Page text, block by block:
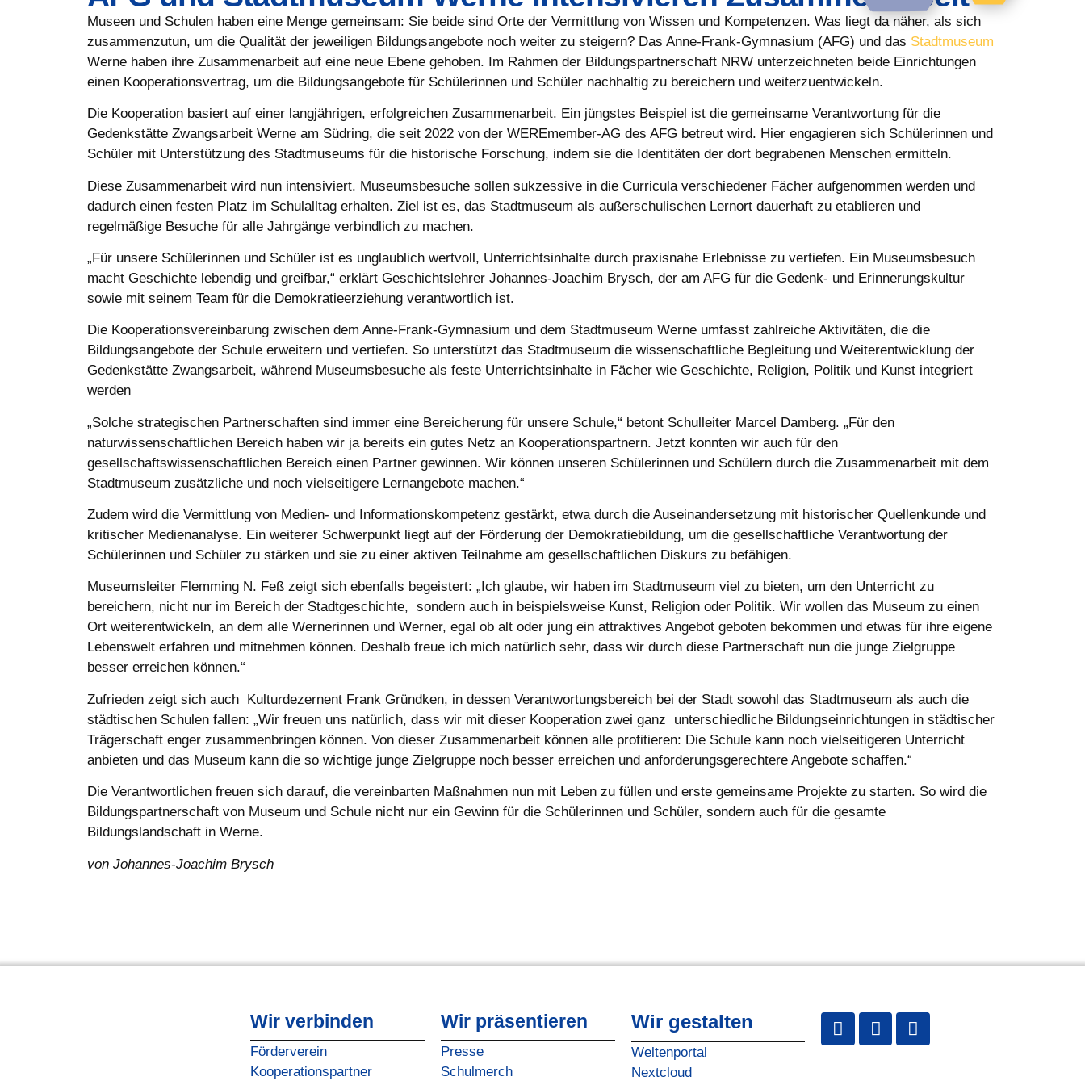
Museen und Schulen haben eine Menge gemeinsam: Sie beide sind Orte der Vermittlung von Wissen und Kompetenzen. Was liegt da näher, als sich
zusammenzutun, um die Qualität der jeweiligen Bildungsangebote noch weiter zu steigern? Das Anne-Frank-Gymnasium (AFG) und das Stadtmuseum
Werne haben ihre Zusammenarbeit auf eine neue Ebene gehoben. Im Rahmen der Bildungspartnerschaft NRW unterzeichneten beide Einrichtungen
einen Kooperationsvertrag, um die Bildungsangebote für Schülerinnen und Schüler nachhaltig zu bereichern und weiterzuentwickeln.
Die Kooperation basiert auf einer langjährigen, erfolgreichen Zusammenarbeit. Ein jüngstes Beispiel ist die gemeinsame Verantwortung für die
Gedenkstätte Zwangsarbeit Werne am Südring, die seit 2022 von der WEREmember-AG des AFG betreut wird. Hier engagieren sich Schülerinnen und
Schüler mit Unterstützung des Stadtmuseums für die historische Forschung, indem sie die Identitäten der dort begrabenen Menschen ermitteln.
Diese Zusammenarbeit wird nun intensiviert. Museumsbesuche sollen sukzessive in die Curricula verschiedener Fächer aufgenommen werden und
dadurch einen festen Platz im Schulalltag erhalten. Ziel ist es, das Stadtmuseum als außerschulischen Lernort dauerhaft zu etablieren und
regelmäßige Besuche für alle Jahrgänge verbindlich zu machen.
„Für unsere Schülerinnen und Schüler ist es unglaublich wertvoll, Unterrichtsinhalte durch praxisnahe Erlebnisse zu vertiefen. Ein Museumsbesuch
macht Geschichte lebendig und greifbar,“ erklärt Geschichtslehrer Johannes-Joachim Brysch, der am AFG für die Gedenk- und Erinnerungskultur
sowie mit seinem Team für die Demokratieerziehung verantwortlich ist.
Die Kooperationsvereinbarung zwischen dem Anne-Frank-Gymnasium und dem Stadtmuseum Werne umfasst zahlreiche Aktivitäten, die die
Bildungsangebote der Schule erweitern und vertiefen. So unterstützt das Stadtmuseum die wissenschaftliche Begleitung und Weiterentwicklung der
Gedenkstätte Zwangsarbeit, während Museumsbesuche als feste Unterrichtsinhalte in Fächer wie Geschichte, Religion, Politik und Kunst integriert
werden
„Solche strategischen Partnerschaften sind immer eine Bereicherung für unsere Schule,“ betont Schulleiter Marcel Damberg. „Für den
naturwissenschaftlichen Bereich haben wir ja bereits ein gutes Netz an Kooperationspartnern. Jetzt konnten wir auch für den
gesellschaftswissenschaftlichen Bereich einen Partner gewinnen. Wir können unseren Schülerinnen und Schülern durch die Zusammenarbeit mit dem
Stadtmuseum zusätzliche und noch vielseitigere Lernangebote machen.“
Zudem wird die Vermittlung von Medien- und Informationskompetenz gestärkt, etwa durch die Auseinandersetzung mit historischer Quellenkunde und
kritischer Medienanalyse. Ein weiterer Schwerpunkt liegt auf der Förderung der Demokratiebildung, um die gesellschaftliche Verantwortung der
Schülerinnen und Schüler zu stärken und sie zu einer aktiven Teilnahme am gesellschaftlichen Diskurs zu befähigen.
Museumsleiter Flemming N. Feß zeigt sich ebenfalls begeistert: „Ich glaube, wir haben im Stadtmuseum viel zu bieten, um den Unterricht zu
bereichern, nicht nur im Bereich der Stadtgeschichte, sondern auch in beispielsweise Kunst, Religion oder Politik. Wir wollen das Museum zu einen
Ort weiterentwickeln, an dem alle Wernerinnen und Werner, egal ob alt oder jung ein attraktives Angebot geboten bekommen und etwas für ihre eigene
Lebenswelt erfahren und mitnehmen können. Deshalb freue ich mich natürlich sehr, dass wir durch diese Partnerschaft nun die junge Zielgruppe
besser erreichen können.“
Zufrieden zeigt sich auch Kulturdezernent Frank Gründken, in dessen Verantwortungsbereich bei der Stadt sowohl das Stadtmuseum als auch die
städtischen Schulen fallen: „Wir freuen uns natürlich, dass wir mit dieser Kooperation zwei ganz unterschiedliche Bildungseinrichtungen in städtischer
Trägerschaft enger zusammenbringen können. Von dieser Zusammenarbeit können alle profitieren: Die Schule kann noch vielseitigeren Unterricht
anbieten und das Museum kann die so wichtige junge Zielgruppe noch besser erreichen und anforderungsgerechtere Angebote schaffen.“
Die Verantwortlichen freuen sich darauf, die vereinbarten Maßnahmen nun mit Leben zu füllen und erste gemeinsame Projekte zu starten. So wird die
Bildungspartnerschaft von Museum und Schule nicht nur ein Gewinn für die Schülerinnen und Schüler, sondern auch für die gesamte
Bildungslandschaft in Werne.
von Johannes-Joachim Brysch
Wir verbinden
Förderverein
Kooperationspartner
Wir präsentieren
Presse
Schulmerch
Wir gestalten
Weltenportal
Nextcloud